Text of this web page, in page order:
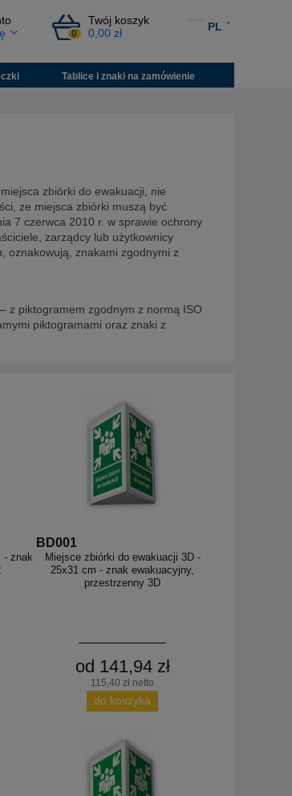
Twój koszyk
0 0,00 zł
PL
Tablice i znaki na zamówienie
zbiórki do ewakuacji, nie
ze miejsca zbiórki muszą być
7 czerwca 2010 r. w sprawie ochrony
zarządcy lub użytkownicy
oznakowują, znakami zgodnymi z
– z piktogramem zgodnym z normą ISO
piktogramami oraz znaki z
- znak
BD001
Miejsce zbiórki do ewakuacji 3D -
25x31 cm - znak ewakuacyjny,
przestrzenny 3D
od 141,94 zł
115,40 zł netto
do koszyka